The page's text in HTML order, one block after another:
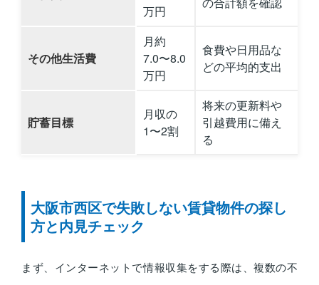
万円
その他生活費
月約
7.0〜8.0
万円
食費や日用品な
どの平均的支出
貯蓄目標
月収の
1〜2割
将来の更新料や
引越費用に備え
る
大阪市西区で失敗しない賃貸物件の探し
方と内見チェック
まず、インターネットで情報収集をする際は、複数の不